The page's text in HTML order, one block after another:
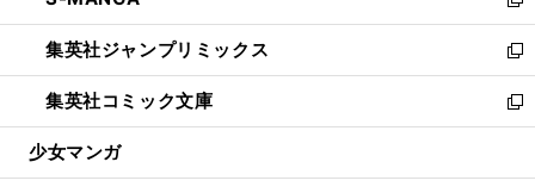
開
く
ウ
で
開
く
ン
ド
ウ
で
開
ウ
ィ
ン
ド
ウ
開
し
い
ウ
ィ
ン
ウ
集英社ジャンプリミックス
新
し
い
ウ
ン
集英社コミック文庫
新
し
ウ
少女マンガ